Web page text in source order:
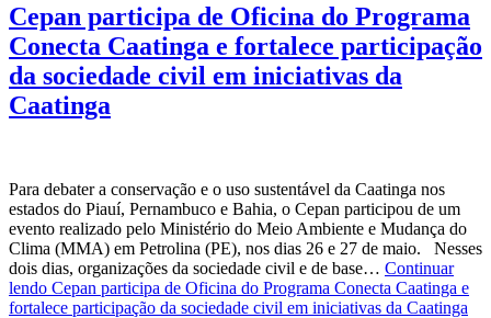
Cepan participa de Oficina do Programa
Conecta Caatinga e fortalece participação
da sociedade civil em iniciativas da
Caatinga
Para debater a conservação e o uso sustentável da Caatinga nos
estados do Piauí, Pernambuco e Bahia, o Cepan participou de um
evento realizado pelo Ministério do Meio Ambiente e Mudança do
Clima (MMA) em Petrolina (PE), nos dias 26 e 27 de maio. Nesses
dois dias, organizações da sociedade civil e de base… Continuar
lendo Cepan participa de Oficina do Programa Conecta Caatinga e
fortalece participação da sociedade civil em iniciativas da Caatinga